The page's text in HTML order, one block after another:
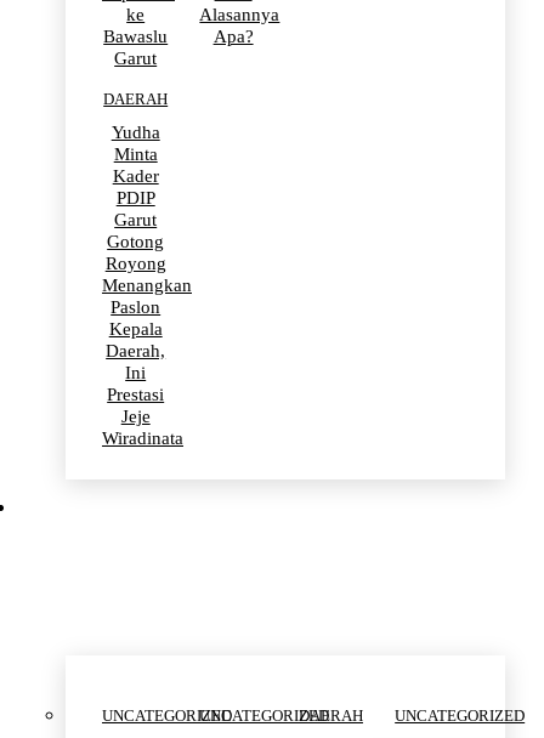
ke
Bawaslu
Garut
Alasannya
Apa?
DAERAH
Yudha
Minta
Kader
PDIP
Garut
Gotong
Royong
Menangkan
Paslon
Kepala
Daerah,
Ini
Prestasi
Jeje
Wiradinata
UNCATEGORIZEDUNCATEGORIZEDDAERAH UNCATEGORIZED